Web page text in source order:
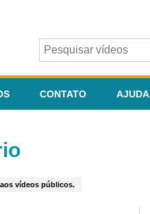
CONTATO AJUDA
vídeos públicos.